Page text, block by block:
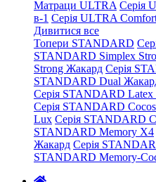
Матраци ULTRA Серія
в-1 Серія ULTRA
Дивитися все
Топери STANDARD
STANDARD Simplex
Strong Жакард Серія
STANDARD Dual
Серія STANDARD
Серія STANDARD
Lux Серія STANDARD
STANDARD Memory X4
Жакард Серія
STANDARD Memory-